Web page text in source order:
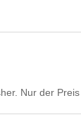
Nur der